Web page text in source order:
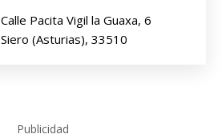
Calle Pacita Vigil la Guaxa, 6
Siero (Asturias), 33510
Publicidad